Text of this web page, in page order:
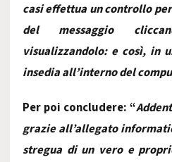
casi effettua un controllo
del messaggio
visualizzandolo: e così, in
insedia all’interno del
Per poi concludere: “
grazie all’allegato
stregua di un vero e